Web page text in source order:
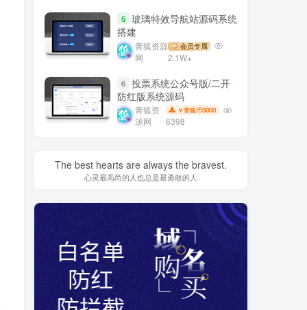
5 玻璃特效导航站源码系统
搭建
青狐资源
网
会员专属
2.1W+
6 投票系统公众号版/二开
防红版系统源码
青狐资
源网
￥青狐币5000
6398
The best hearts are always the bravest.
心灵最高尚的人也总是最勇敢的人